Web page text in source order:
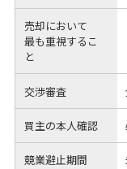
売却において
最も重視するこ
と
交渉審査
買主の本人確認
競業避止期間